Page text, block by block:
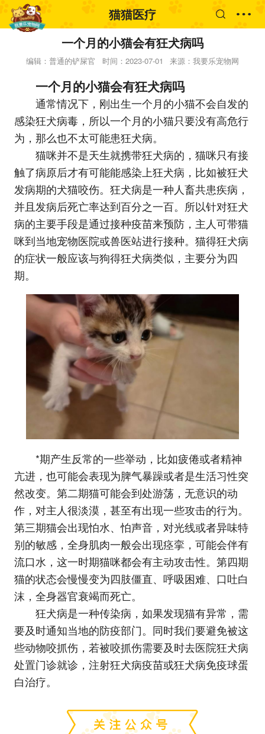
猫猫医疗
一个月的小猫会有狂犬病吗
编辑：普通的铲屎官 时间：2023-07-01 来源：我要乐宠物网
一个月的小猫会有狂犬病吗
通常情况下，刚出生一个月的小猫不会自发的
感染狂犬病毒，所以一个月的小猫只要没有高危行
为，那么也不太可能患狂犬病。
猫咪并不是天生就携带狂犬病的，猫咪只有接
触了病原后才有可能能感染上狂犬病，比如被狂犬
发病期的犬猫咬伤。狂犬病是一种人畜共患疾病，
并且发病后死亡率达到百分之一百。所以针对狂犬
病的主要手段是通过接种疫苗来预防，主人可带猫
咪到当地宠物医院或兽医站进行接种。猫得狂犬病
的症状一般应该与狗得狂犬病类似，主要分为四
期。
*期产生反常的一些举动，比如疲倦或者精神
亢进，也可能会表现为脾气暴躁或者是生活习性突
然改变。第二期猫可能会到处游荡，无意识的动
作，对主人很淡漠，甚至有出现一些攻击的行为。
第三期猫会出现怕水、怕声音，对光线或者异味特
别的敏感，全身肌肉一般会出现痉挛，可能会伴有
流口水，这一时期猫咪都会有主动攻击性。第四期
猫的状态会慢慢变为四肢僵直、呼吸困难、口吐白
沫，全身器官衰竭而死亡。
狂犬病是一种传染病，如果发现猫有异常，需
要及时通知当地的防疫部门。同时我们要避免被这
些动物咬抓伤，若被咬抓伤需要及时去医院狂犬病
处置门诊就诊，注射狂犬病疫苗或狂犬病免疫球蛋
白治疗。